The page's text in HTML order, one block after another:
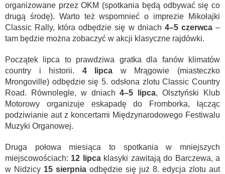
organizowane przez OKM (spotkania będą odbywać się co
drugą środę). Warto też wspomnieć o imprezie Mikołajki
Classic Rally, która odbędzie się w dniach 4–5 czerwca–
tam będzie można zobaczyć w akcji klasyczne rajdówki.
Początek lipca to prawdziwa gratka dla fanów klimatów
country i historii. 4 lipca w Mrągowie (miasteczko
Mrongoville) odbędzie się 5. odsłona zlotu Classic Country
Road. Równolegle, w dniach4–5 lipca, Olsztyński Klub
Motorowy organizuje eskapadę do Fromborka, łącząc
podziwianie aut z koncertami Międzynarodowego Festiwalu
Muzyki Organowej.
Druga połowa miesiąca to spotkania w mniejszych
miejscowościach: 12 lipcaklasyki zawitają do Barczewa, a
w Nidzicy 15 sierpnia odbędzie się już 8. edycja zlotu aut